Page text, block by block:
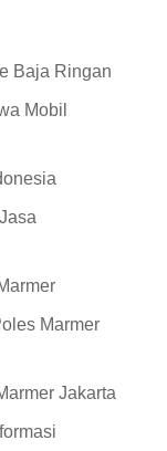
Baja Ringan
Mobil
Marmer
Jakarta